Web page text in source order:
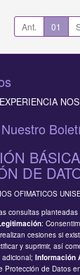
Ant. 01
DE
OFIMATICOS
consultas
:
cesiones si
y suprimir, así
Información
Protección de Datos